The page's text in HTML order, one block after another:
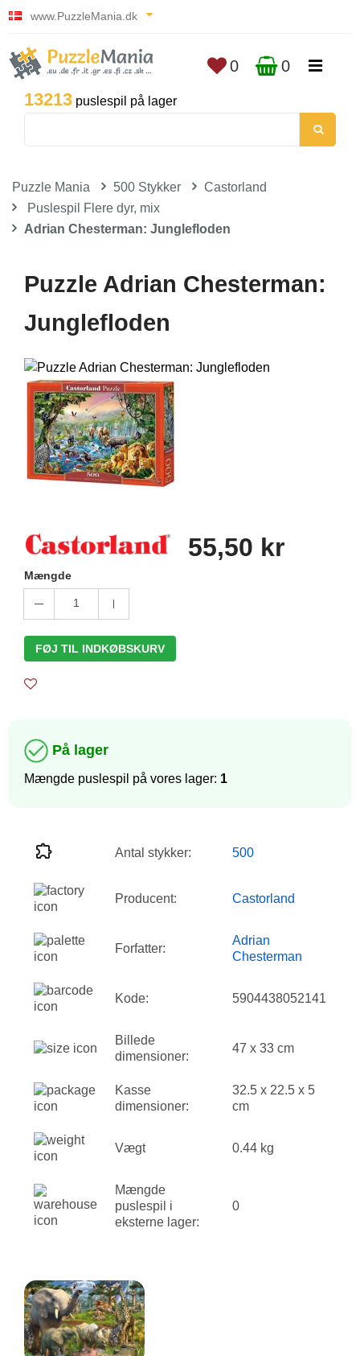
www.PuzzleMania.dk
13213 puslespil på lager
0 0
Puzzle Mania 500 Stykker
Castorland
Puslespil Flere dyr, mix
Adrian Chesterman: Junglefloden
Puzzle Adrian Chesterman:
Junglefloden
55,50 kr
Mængde
1
FØJ TIL INDKØBSKURV
På lager
Mængde puslespil på vores lager: 1
Antal stykker: 500
Producent: Castorland
Forfatter:
Adrian
Chesterman
Kode: 5904438052141
Billede
dimensioner:
47 x 33 cm
Kasse
dimensioner:
32.5 x 22.5 x 5
cm
Vægt 0.44 kg
Mængde
puslespil i
eksterne lager:
0